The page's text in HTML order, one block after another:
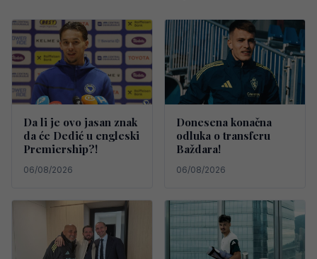
Da li je ovo jasan znak
da će Dedić u engleski
Premiership?!
06/08/2026
Donesena konačna
odluka o transferu
Baždara!
06/08/2026